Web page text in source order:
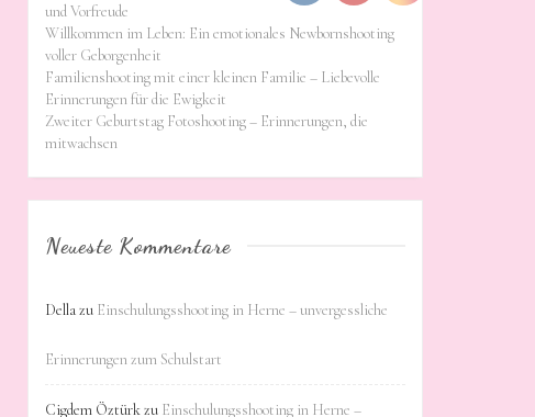
und Vorfreude
Willkommen im Leben: Ein emotionales Newbornshooting
voller Geborgenheit
Familienshooting mit einer kleinen Familie – Liebevolle
Erinnerungen für die Ewigkeit
Zweiter Geburtstag Fotoshooting – Erinnerungen, die
mitwachsen
Neueste Kommentare
Dellazu Einschulungsshooting in Herne – unvergessliche
Erinnerungen zum Schulstart
Cigdem Öztürkzu Einschulungsshooting in Herne –